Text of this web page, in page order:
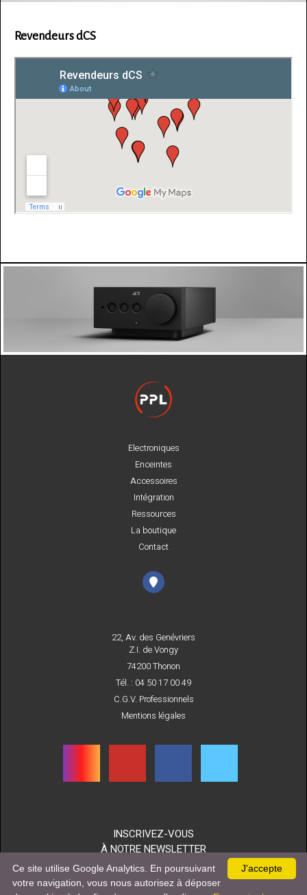
Revendeurs dCS
Electroniques
Enceintes
Accessoires
Intégration
Ressources
La boutique
Contact
22, Av. des Genévriers
Z.I. de Vongy
74200 Thonon
Tél. : 04 50 17 00 49
C.G.V. Professionnels
Mentions légales
INSCRIVEZ-VOUS
À NOTRE NEWSLETTER
J'accepte
Ce site utilise Google Analytics. En poursuivant
votre navigation, vous nous autorisez à déposer